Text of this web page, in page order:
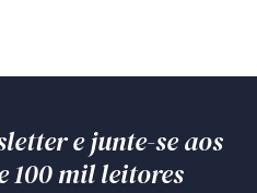
e junte-se aos
100 mil leitores